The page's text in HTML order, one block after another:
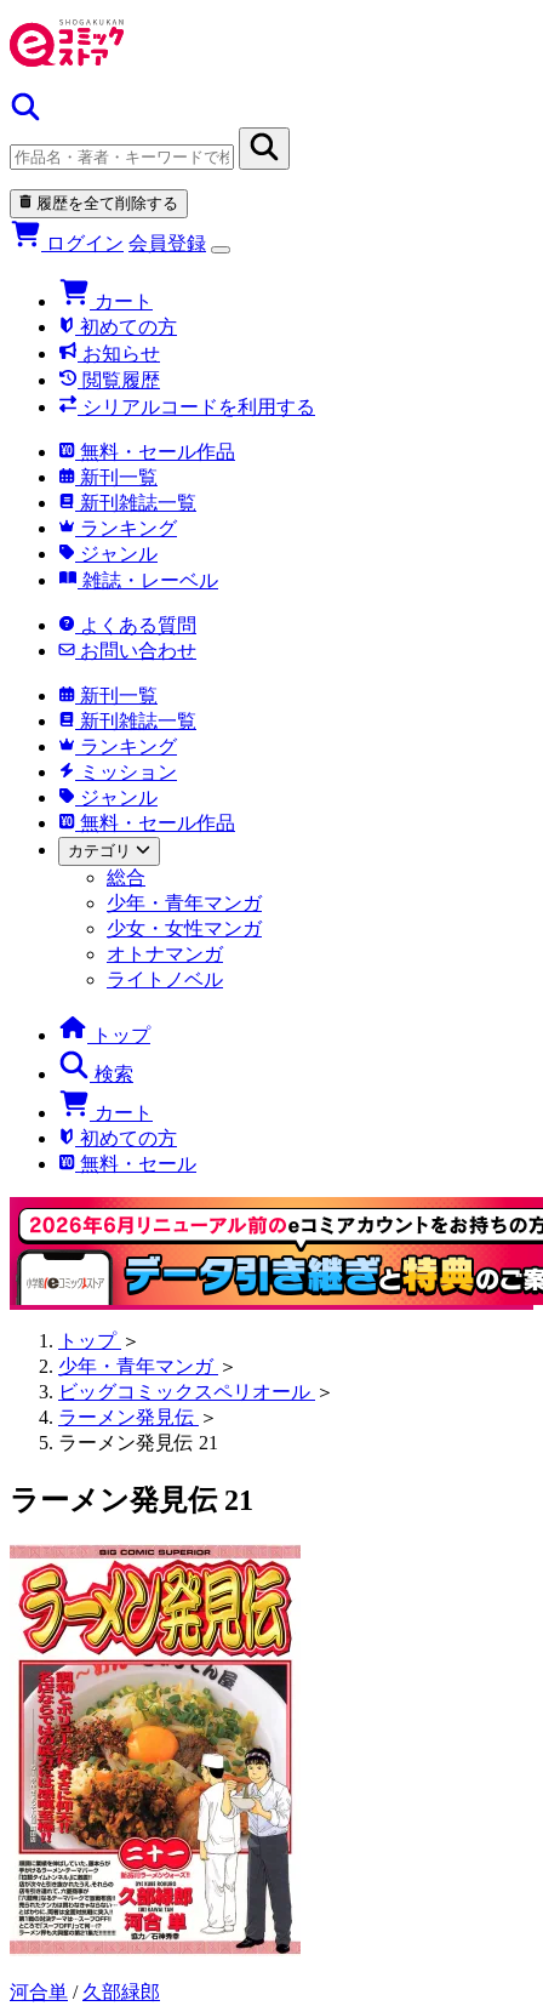
履歴を全て削除する
ログイン 会員登録
カート
初めての方
お知らせ
閲覧履歴
シリアルコードを利用する
無料・セール作品
新刊一覧
新刊雑誌一覧
ランキング
ジャンル
雑誌・レーベル
よくある質問
お問い合わせ
新刊一覧
新刊雑誌一覧
ランキング
ミッション
ジャンル
無料・セール作品
カテゴリ
総合
少年・青年マンガ
少女・女性マンガ
オトナマンガ
ライトノベル
トップ
検索
カート
初めての方
無料・セール
トップ ＞
少年・青年マンガ ＞
ビッグコミックスペリオール ＞
ラーメン発見伝 ＞
ラーメン発見伝 21
ラーメン発見伝 21
河合単 / 久部緑郎